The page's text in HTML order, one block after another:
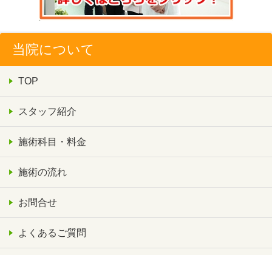
当院について
TOP
スタッフ紹介
施術科目・料金
施術の流れ
お問合せ
よくあるご質問